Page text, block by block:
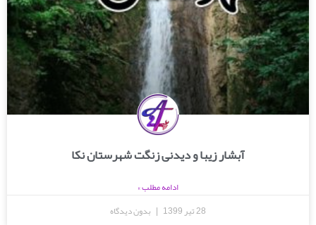
آبشار زیبا و دیدنی زنگت شهرستان نکا
ادامه مطلب »
28 تیر 1399
بدون دیدگاه